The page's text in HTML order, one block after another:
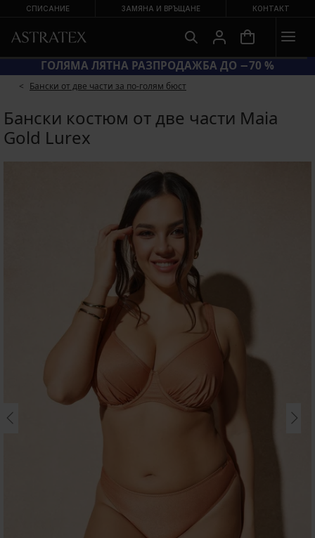
СПИСАНИЕ ЗАМЯНА И ВРЪЩАНЕ КОНТАКТ
КОД SUN20 = ЕКСТРА −20 % НА НАМАЛЕНИ БАНСКИ
Бански от две части за по-голям бюст
Бански костюм от две части Maia
Gold Lurex